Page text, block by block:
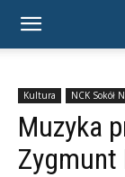
TELEWIZJA
NISKO
Kultura NCK Sokół
Muzyka
Zygmunt